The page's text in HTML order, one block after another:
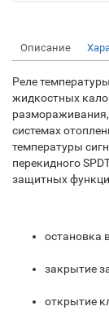
Описание
Реле
жидкостных
системах
температуры
перекидного
защитных
остановка
закрытие
открытие